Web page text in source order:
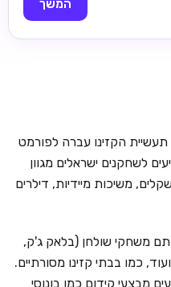
המשך
הקזינו עברה לפורמט
לשחקנים ישראלים מגוון
משיכות מיידיות, דילרים
משחקי שולחן (בלאק ג'ק,
כמו בבתי קזינו מסורתיים.
מבצעי קידום כמו בונוסי